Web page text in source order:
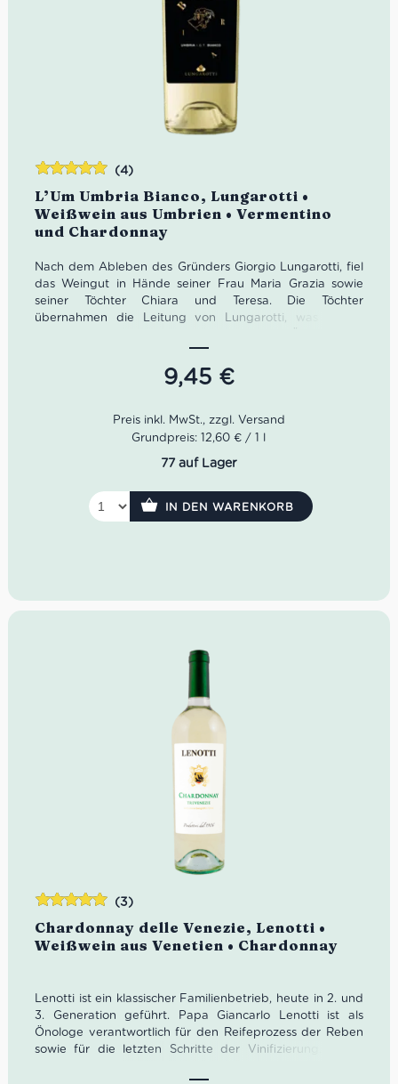
L’Um Umbria Bianco, Lungarotti •
Weißwein aus Umbrien • Vermentino
und Chardonnay
(4)
Nach dem Ableben des Gründers Giorgio Lungarotti, fiel
das Weingut in Hände seiner Frau Maria Grazia sowie
seiner Töchter Chiara und Teresa. Die Töchter
übernahmen die Leitung von Lungarotti, was Teresa
Der L’Um Umbria Bianco aus dem Hause Lungarotti ist
blassen Hellgelb ins Glas. In der Nase entfalten sich
Noten von Pfirsich, Zitrusfrüchten, Haselnuss sowie
äußerst frisch, fruchtig, trocken sowie mit angenehmer
Farbe: blasses Hellgelb
9,45 €
Bewertet
mit5.00von
5
Grundpreis: 12,60 € / 1 l
77 auf Lager
IN DEN WARENKORB
Chardonnay delle Venezie, Lenotti •
Weißwein aus Venetien • Chardonnay
(3)
Lenotti ist ein klassischer Familienbetrieb, heute in 2. und
3. Generation geführt. Papa Giancarlo Lenotti ist als
Önologe verantwortlich für den Reifeprozess der Reben
sowie für die letzten Schritte der Vinifizierung. Mama
Bewertet
mit5.00von
5